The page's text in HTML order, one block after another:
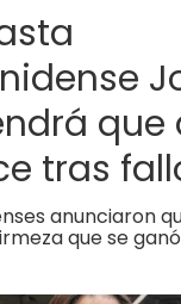
que
tras
anunciaron
que se